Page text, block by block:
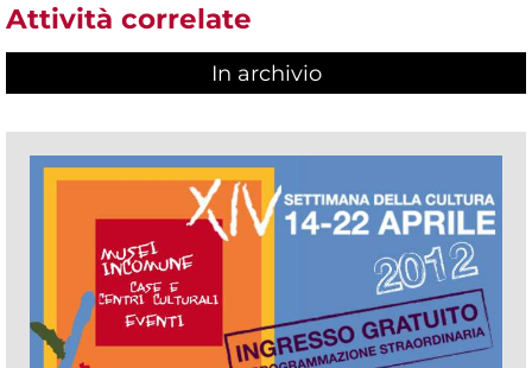
Attività correlate
In archivio